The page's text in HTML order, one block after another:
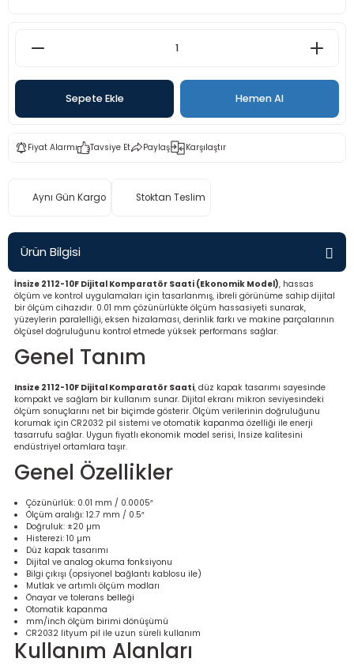
Cihazı
Ölçerler
Sepete Ekle Hemen Al
Fiyat Alarmı Tavsiye Et Paylaş Karşılaştır
Aynı Gün Kargo Stoktan Teslim
Ürün Bilgisi
İnsize 2112-10F Dijital Komparatör Saati (Ekonomik Model), hassas
ölçüm ve kontrol uygulamaları için tasarlanmış, ibreli görünüme sahip dijital
bir ölçüm cihazıdır. 0.01 mm çözünürlükte ölçüm hassasiyeti sunarak,
yüzeylerin paralelliği, eksen hizalaması, derinlik farkı ve makine parçalarının
ölçüsel doğruluğunu kontrol etmede yüksek performans sağlar.
Genel Tanım
Insize 2112-10F Dijital Komparatör Saati, düz kapak tasarımı sayesinde
kompakt ve sağlam bir kullanım sunar. Dijital ekranı mikron seviyesindeki
ölçüm sonuçlarını net bir biçimde gösterir. Ölçüm verilerinin doğruluğunu
korumak için CR2032 pil sistemi ve otomatik kapanma özelliği ile enerji
tasarrufu sağlar. Uygun fiyatlı ekonomik model serisi, Insize kalitesini
endüstriyel ortamlara taşır.
Genel Özellikler
Çözünürlük: 0.01 mm / 0.0005″
Ölçüm aralığı: 12.7 mm / 0.5″
Doğruluk: ±20 µm
Histerezi: 10 µm
Düz kapak tasarımı
Dijital ve analog okuma fonksiyonu
Bilgi çıkışı (opsiyonel bağlantı kablosu ile)
Mutlak ve artımlı ölçüm modları
Önayar ve tolerans belleği
Otomatik kapanma
mm/inch ölçüm birimi dönüşümü
CR2032 lityum pil ile uzun süreli kullanım
Kullanım Alanları